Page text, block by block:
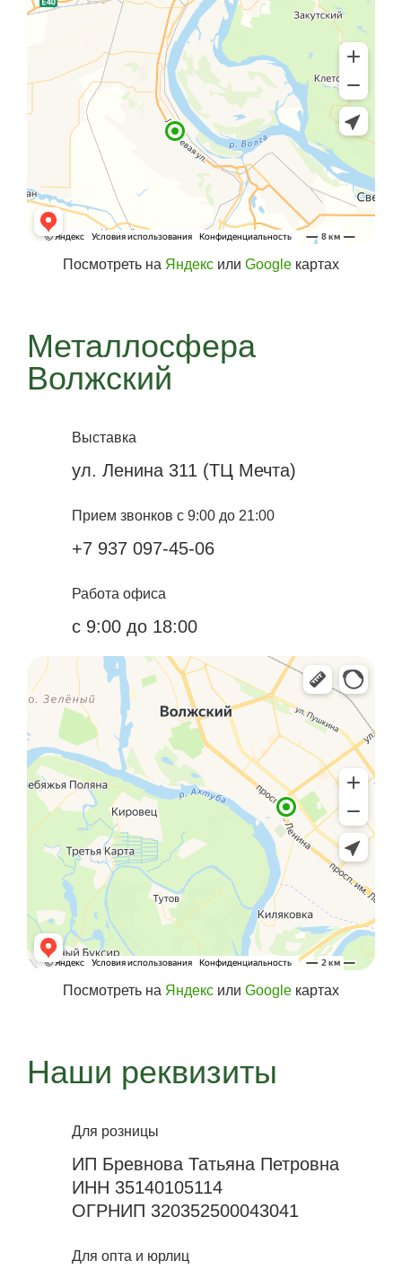
Посмотреть на Яндекс или Google картах
Металлосфера
Волжский
Выставка
ул. Ленина 311 (ТЦ Мечта)
Прием звонков с 9:00 до 21:00
+7 937 097-45-06
Работа офиса
с 9:00 до 18:00
Посмотреть на Яндекс или Google картах
Наши реквизиты
Для розницы
ИП Бревнова Татьяна Петровна
ИНН 35140105114
ОГРНИП 320352500043041
Для опта и юрлиц